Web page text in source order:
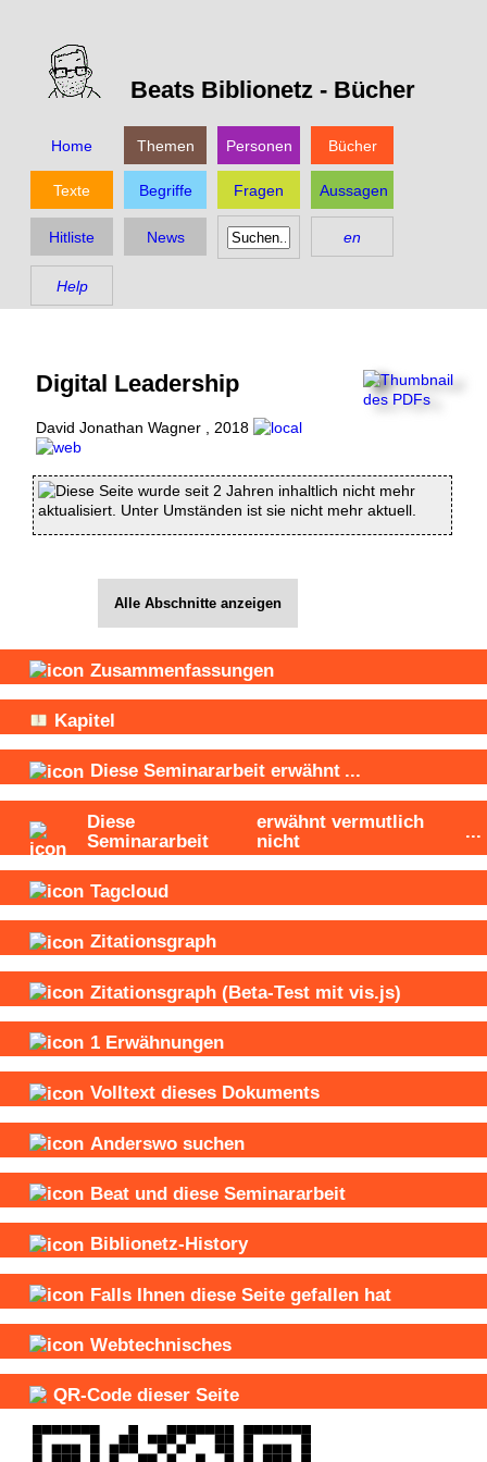
Beats Biblionetz - Bücher
Home Themen Personen Bücher
Texte Begriffe Fragen Aussagen
Hitliste News en
Help
Digital Leadership
David Jonathan Wagner 2018
Diese Seite wurde seit 2 Jahren inhaltlich nicht mehr
aktualisiert. Unter Umständen ist sie nicht mehr aktuell.
Alle Abschnitte anzeigen
Zusammenfassungen
Kapitel
Diese Seminararbeit erwähnt ...
Diese
Seminararbeit
erwähnt vermutlich
nicht
...
Tagcloud
Zitationsgraph
Zitationsgraph (Beta-Test mit vis.js)
1 Erwähnungen
Volltext dieses Dokuments
Anderswo suchen
Beat und diese Seminararbeit
Biblionetz-History
Falls Ihnen diese Seite gefallen hat
Webtechnisches
QR-Code dieser Seite